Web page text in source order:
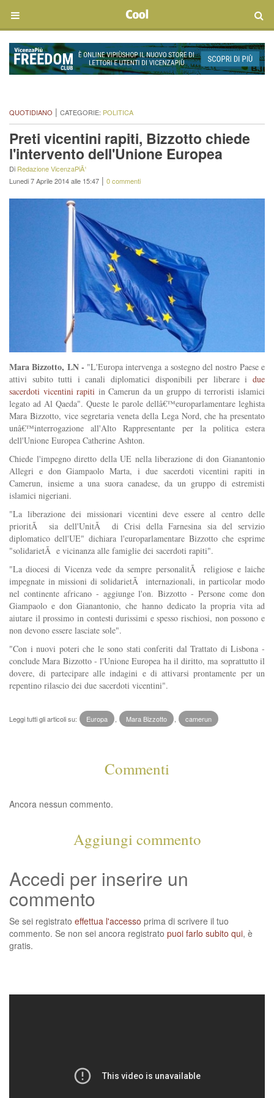
QUOTIDIANO | CATEGORIE: POLITICA
Preti vicentini rapiti, Bizzotto chiede
l'intervento dell'Unione Europea
Di Redazione VicenzaPiÃ¹
Lunedi 7 Aprile 2014 alle 15:47 | 0 commenti
Mara Bizzotto, LN - "L'Europa intervenga a sostegno del nostro Paese e
attivi subito tutti i canali diplomatici disponibili per liberare i due
sacerdoti vicentini rapiti in Camerun da un gruppo di terroristi islamici
legato ad Al Qaeda". Queste le parole dellâ€™europarlamentare leghista
Mara Bizzotto, vice segretaria veneta della Lega Nord, che ha presentato
unâ€™interrogazione all'Alto Rappresentante per la politica estera
dell'Unione Europea Catherine Ashton.
Chiede l'impegno diretto della UE nella liberazione di don Gianantonio
Allegri e don Giampaolo Marta, i due sacerdoti vicentini rapiti in
Camerun, insieme a una suora canadese, da un gruppo di estremisti
islamici nigeriani.
"La liberazione dei missionari vicentini deve essere al centro delle
prioritÃ sia dell'UnitÃ di Crisi della Farnesina sia del servizio
diplomatico dell'UE" dichiara l'europarlamentare Bizzotto che esprime
"solidarietÃ e vicinanza alle famiglie dei sacerdoti rapiti".
"La diocesi di Vicenza vede da sempre personalitÃ religiose e laiche
impegnate in missioni di solidarietÃ internazionali, in particolar modo
nel continente africano - aggiunge l'on. Bizzotto - Persone come don
Giampaolo e don Gianantonio, che hanno dedicato la propria vita ad
aiutare il prossimo in contesti durissimi e spesso rischiosi, non possono e
non devono essere lasciate sole".
"Con i nuovi poteri che le sono stati conferiti dal Trattato di Lisbona -
conclude Mara Bizzotto - l'Unione Europea ha il diritto, ma soprattutto il
dovere, di partecipare alle indagini e di attivarsi prontamente per un
repentino rilascio dei due sacerdoti vicentini".
Leggi tutti gli articoli su: Europa Mara Bizzotto camerun
Commenti
Ancora nessun commento.
Aggiungi commento
Accedi per inserire un
commento
Se sei registrato effettua l'accesso prima di scrivere il tuo
commento. Se non sei ancora registrato puoi farlo subito qui, è
gratis.